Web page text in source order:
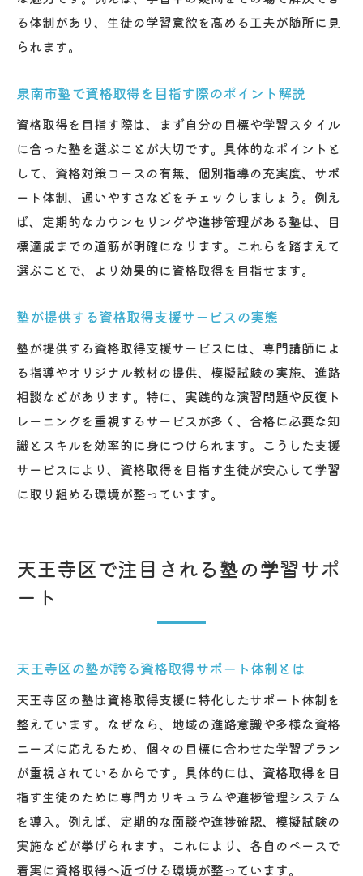
る体制があり、生徒の学習意欲を高める工夫が随所に見
られます。
泉南市塾で資格取得を目指す際のポイント解説
資格取得を目指す際は、まず自分の目標や学習スタイル
に合った塾を選ぶことが大切です。具体的なポイントと
して、資格対策コースの有無、個別指導の充実度、サポ
ート体制、通いやすさなどをチェックしましょう。例え
ば、定期的なカウンセリングや進捗管理がある塾は、目
標達成までの道筋が明確になります。これらを踏まえて
選ぶことで、より効果的に資格取得を目指せます。
塾が提供する資格取得支援サービスの実態
塾が提供する資格取得支援サービスには、専門講師によ
る指導やオリジナル教材の提供、模擬試験の実施、進路
相談などがあります。特に、実践的な演習問題や反復ト
レーニングを重視するサービスが多く、合格に必要な知
識とスキルを効率的に身につけられます。こうした支援
サービスにより、資格取得を目指す生徒が安心して学習
に取り組める環境が整っています。
天王寺区で注目される塾の学習サポ
ート
天王寺区の塾が誇る資格取得サポート体制とは
天王寺区の塾は資格取得支援に特化したサポート体制を
整えています。なぜなら、地域の進路意識や多様な資格
ニーズに応えるため、個々の目標に合わせた学習プラン
が重視されているからです。具体的には、資格取得を目
指す生徒のために専門カリキュラムや進捗管理システム
を導入。例えば、定期的な面談や進捗確認、模擬試験の
実施などが挙げられます。これにより、各自のペースで
着実に資格取得へ近づける環境が整っています。